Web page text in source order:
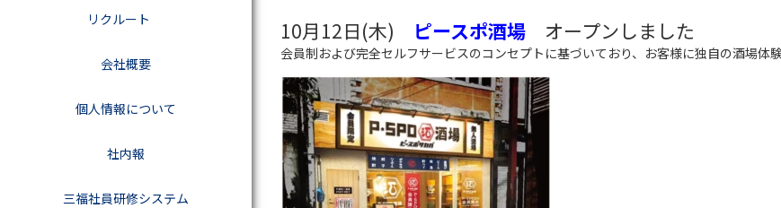
リクルート
会社概要
個人情報について
社内報
三福社員研修システム
10月12日(木) ピースポ酒場 オープンしました
会員制および完全セルフサービスのコンセプトに基づいており、お客様に独自の酒場体